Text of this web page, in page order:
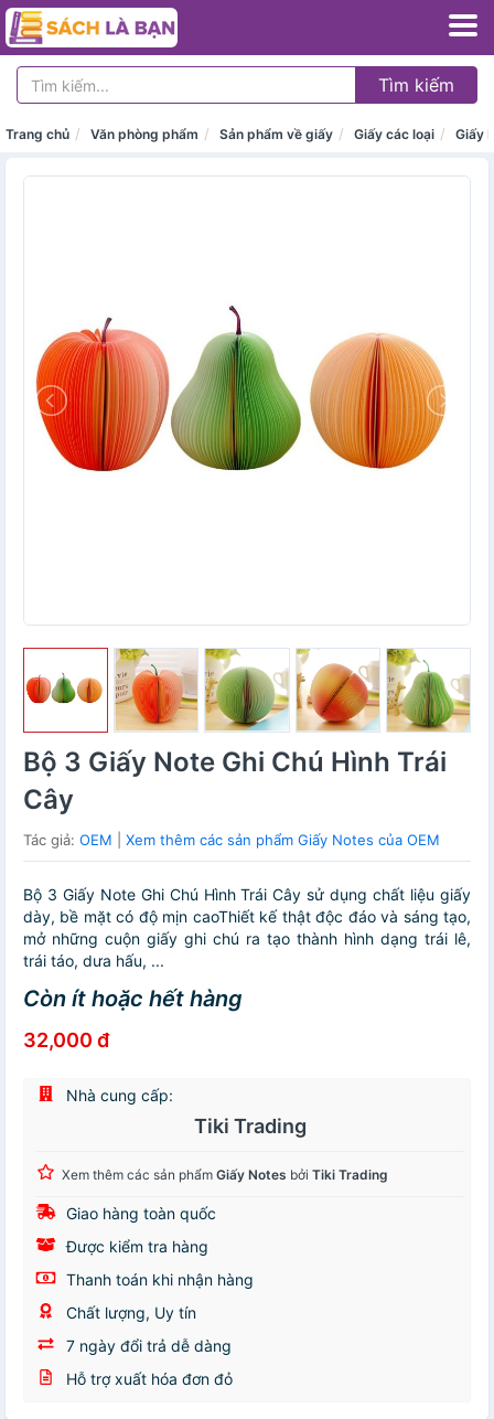
Tìm kiếm
Trang chủ Văn phòng phẩm Sản phẩm về giấy Giấy các loại Giấy
Bộ 3 Giấy Note Ghi Chú Hình Trái
Cây
Tác giả: OEM Xem thêm các sản phẩm Giấy Notes của OEM
Bộ 3 Giấy Note Ghi Chú Hình Trái Cây sử dụng chất liệu giấy
dày, bề mặt có độ mịn caoThiết kế thật độc đáo và sáng tạo,
mở những cuộn giấy ghi chú ra tạo thành hình dạng trái lê,
trái táo, dưa hấu, ...
Còn ít hoặc hết hàng
32,000 đ
Nhà cung cấp:
Tiki Trading
Xem thêm các sản phẩm Giấy Notes bởi Tiki Trading
Giao hàng toàn quốc
Được kiểm tra hàng
Thanh toán khi nhận hàng
Chất lượng, Uy tín
7 ngày đổi trả dễ dàng
Hỗ trợ xuất hóa đơn đỏ